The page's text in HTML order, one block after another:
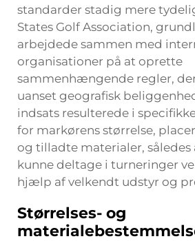
standarder stadig mere
States Golf Association,
arbejdede sammen med
organisationer på at oprette
sammenhængende regler,
uanset geografisk
indsats resulterede i
for markørens størrelse,
og tilladte materialer,
kunne deltage i turneringer
hjælp af velkendt udstyr og
Størrelses- og